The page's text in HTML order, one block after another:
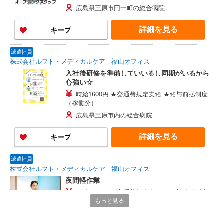
広島県三原市円一町の総合病院
キープ 詳細を見る
派遣社員
株式会社ルフト・メディカルケア 福山オフィス
入社後研修を準備していいるし同期がいるから
心強い☆
時給1600円 ★交通費規定支給 ★給与前払制度
（稼働分）
広島県三原市内の総合病院
キープ 詳細を見る
派遣社員
株式会社ルフト・メディカルケア 福山オフィス
夜間軽作業
（稼働分） ★駐車場無料 時給×時間×勤務日数＝
もっと見る